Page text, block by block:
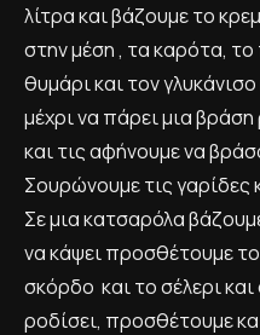
λίτρα και βάζουμε το
στην μέση , τα καρότα,
θυμάρι και τον
μέχρι να πάρει μια
και τις αφήνουμε να
Σουρώνουμε τις γαρίδες
Σε μια κατσαρόλα
να κάψει προσθέτουμε
σκόρδο και το σέλερι
ροδίσει, προσθέτουμε